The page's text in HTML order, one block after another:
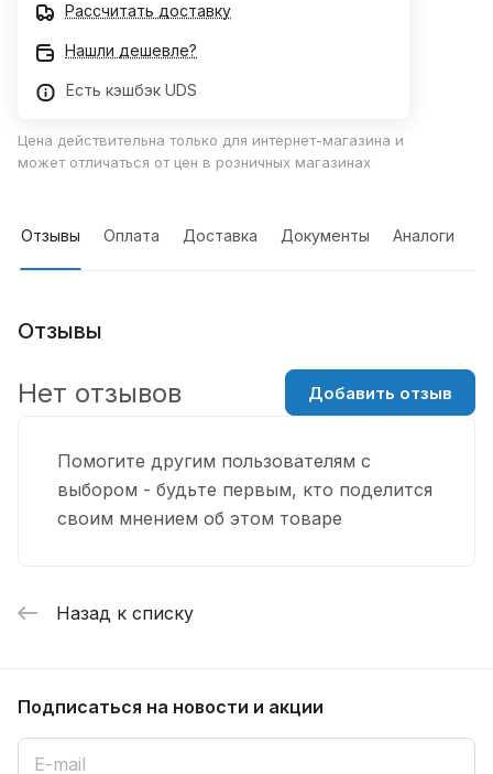
Рассчитать доставку
Нашли дешевле?
Есть кэшбэк UDS
Цена действительна только для интернет-магазина и
может отличаться от цен в розничных магазинах
Отзывы Оплата Доставка Документы Аналоги
Отзывы
Помогите другим пользователям с
выбором - будьте первым, кто поделится
своим мнением об этом товаре
Нет отзывов Добавить отзыв
Назад к списку
Подписаться на новости и акции